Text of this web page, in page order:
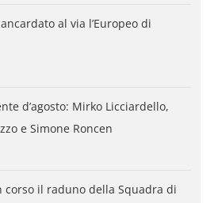
al via l’Europeo di
d’agosto: Mirko Licciardello,
e Simone Roncen
corso il raduno della Squadra di